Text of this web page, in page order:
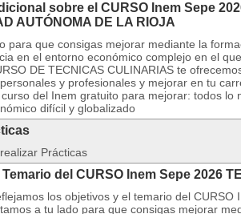
sobre el CURSO Inem Sepe
AUTÓNOMA DE LA RIOJA
para que consigas mejorar mediante la
en el entorno económico complejo en el
DE TECNICAS CULINARIAS te
y profesionales y mejorar en tu
del Inem gratuito para mejorar: todos lo
difícil y globalizado
Prácticas
del CURSO Inem Sepe 2026
los objetivos y el temario del CURSO
a tu lado para que consigas mejorar